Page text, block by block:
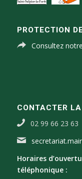
PROTECTION
Consultez
CONTACTER
02 99 66 23 63
Horaires
téléphonique :